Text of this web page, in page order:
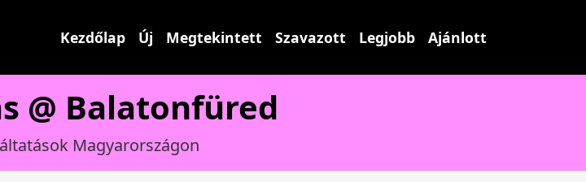
Kezdőlap Új Megtekintett Szavazott Legjobb Ajánlott
@ Balatonfüred
Magyarországon